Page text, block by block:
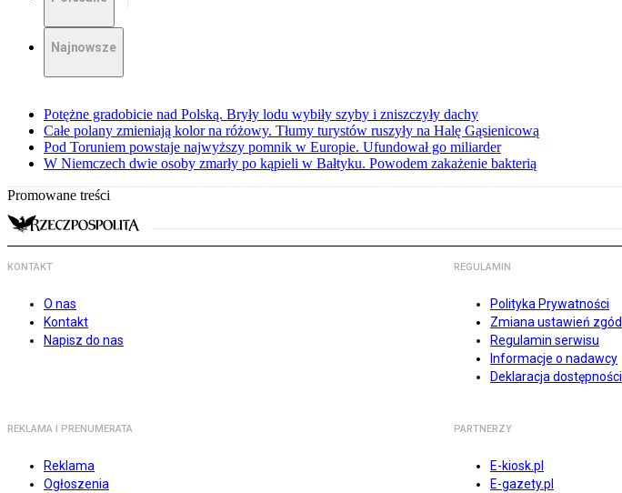
Najnowsze
Potężne gradobicie nad Polską. Bryły lodu wybiły szyby i zniszczyły dachy
Całe polany zmieniają kolor na różowy. Tłumy turystów ruszyły na Halę Gąsienicową
Pod Toruniem powstaje najwyższy pomnik w Europie. Ufundował go miliarder
W Niemczech dwie osoby zmarły po kąpieli w Bałtyku. Powodem zakażenie bakterią
Promowane treści
KONTAKT
O nas
Kontakt
Napisz do nas
REGULAMIN
Polityka Prywatności
Zmiana ustawień zgód
Regulamin serwisu
Informacje o nadawcy
Deklaracja dostępności
REKLAMA I PRENUMERATA
Reklama
Ogłoszenia
PARTNERZY
E-kiosk.pl
E-gazety.pl